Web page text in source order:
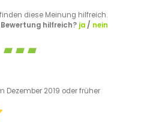
finden diese Meinung hilfreich.
hilfreich? ja/ nein
Dezember 2019 oder früher